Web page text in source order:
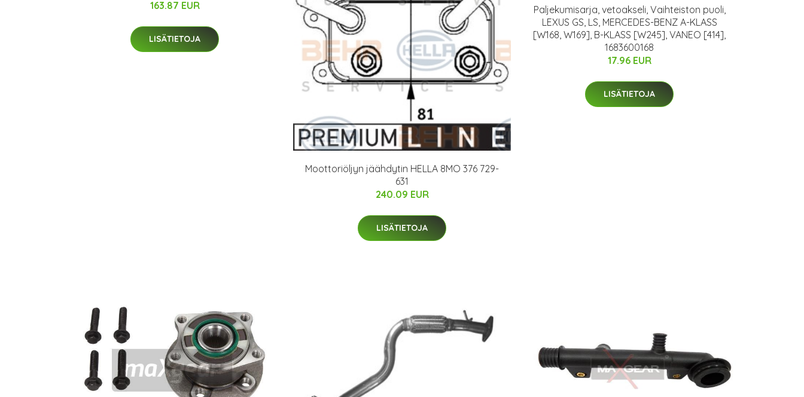
163.87 EUR
LISÄTIETOJA
Moottoriöljyn jäähdytin HELLA 8MO 376 729-
631
240.09 EUR
LISÄTIETOJA
Paljekumisarja, vetoakseli, Vaihteiston puoli,
LEXUS GS, LS, MERCEDES-BENZ A-KLASS
[W168, W169], B-KLASS [W245], VANEO [414],
1683600168
17.96 EUR
LISÄTIETOJA